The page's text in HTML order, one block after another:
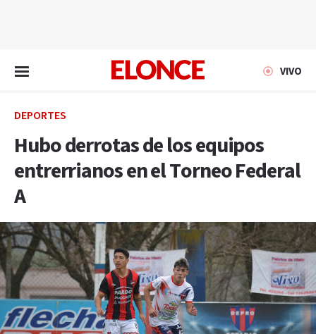
VIVO
DEPORTES
Hubo derrotas de los equipos
entrerrianos en el Torneo Federal
A